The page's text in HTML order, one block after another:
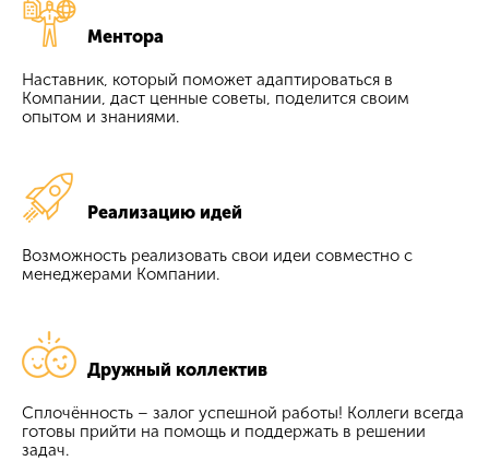
Ментора
Наставник, который поможет адаптироваться в
Компании, даст ценные советы, поделится своим
опытом и знаниями.
Реализацию идей
Возможность реализовать свои идеи совместно с
менеджерами Компании.
Дружный коллектив
Сплочённость – залог успешной работы! Коллеги всегда
готовы прийти на помощь и поддержать в решении
задач.